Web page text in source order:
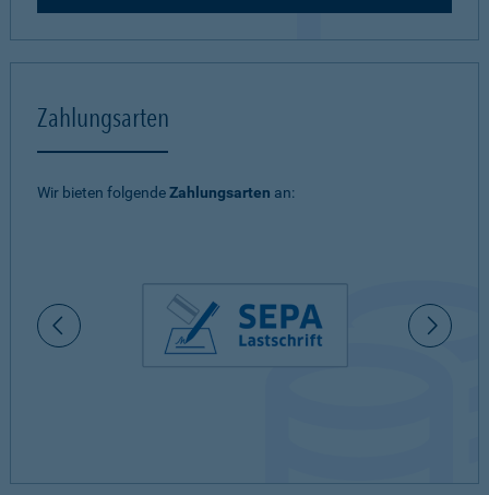
Zahlungsarten
Wir bieten folgendeZahlungsarten an: